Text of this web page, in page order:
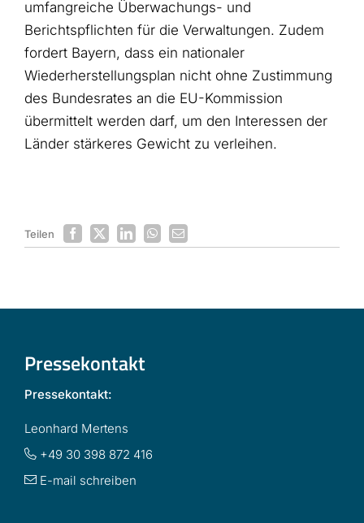
umfangreiche Überwachungs- und
Berichtspflichten für die Verwaltungen. Zudem
fordert Bayern, dass ein nationaler
Wiederherstellungsplan nicht ohne Zustimmung
des Bundesrates an die EU-Kommission
übermittelt werden darf, um den Interessen der
Länder stärkeres Gewicht zu verleihen.
Teilen
Pressekontakt
Pressekontakt:
Leonhard Mertens
+49 30 398 872 416
E-mail schreiben